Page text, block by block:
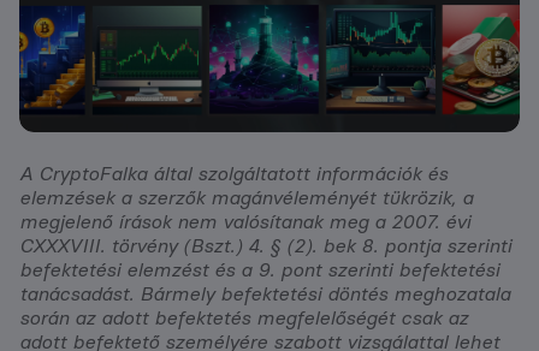
A CryptoFalka által szolgáltatott információk és
elemzések a szerzők magánvéleményét tükrözik, a
megjelenő írások nem valósítanak meg a 2007. évi
CXXXVIII. törvény (Bszt.) 4. § (2). bek 8. pontja szerinti
befektetési elemzést és a 9. pont szerinti befektetési
tanácsadást. Bármely befektetési döntés meghozatala
során az adott befektetés megfelelőségét csak az
adott befektető személyére szabott vizsgálattal lehet